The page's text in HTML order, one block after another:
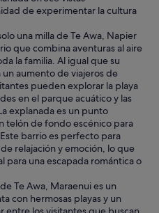
de experimentar la cultura
una milla de Te Awa, Napier
que combina aventuras al aire
la familia. Al igual que su
aumento de viajeros de
pueden explorar la playa
en el parque acuático y las
explanada es un punto
telón de fondo escénico para
barrio es perfecto para
relajación y emoción, lo que
para una escapada romántica o
Te Awa, Maraenui es un
con hermosas playas y un